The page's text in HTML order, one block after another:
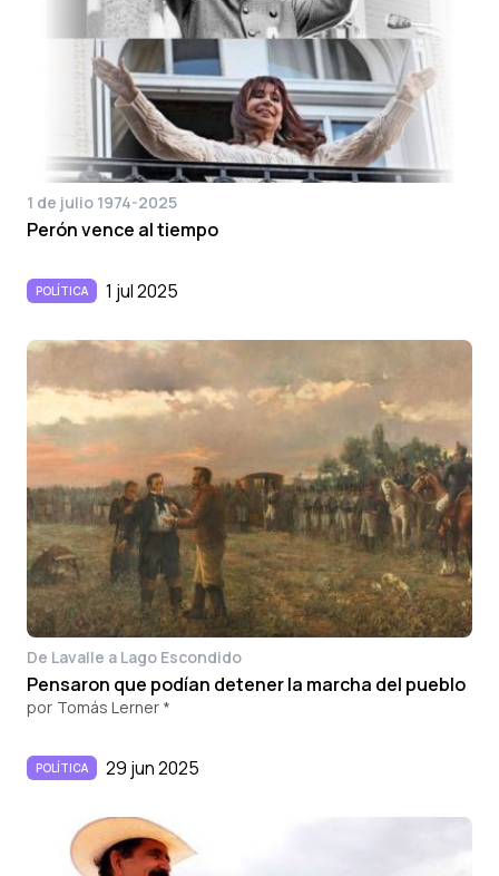
1 de julio 1974-2025
Perón vence al tiempo
POLÍTICA 1 jul 2025
De Lavalle a Lago Escondido
Pensaron que podían detener la marcha del pueblo
por Tomás Lerner *
POLÍTICA 29 jun 2025